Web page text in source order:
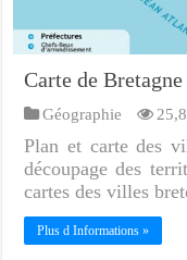
Carte de
Géographie
Plan et carte des
découpage des
cartes des villes
Plus d Informations »